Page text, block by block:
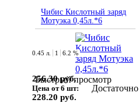
Чибис Кислотный заряд
Мотуэка 0,45л.*6
Быстрый просмотр
0.45 л. 1 6.2 %
256.30 руб.
Цена от 6 шт:
228.20 руб.
Достаточно